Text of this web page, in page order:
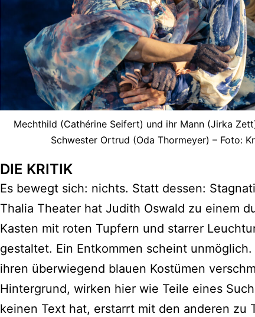
Mechthild (Cathérine Seifert) und ihr Mann (Jirka
Schwester Ortrud (Oda Thormeyer) – Foto:
DIE KRITIK
Es bewegt sich: nichts. Statt dessen:
Thalia Theater hat Judith Oswald zu einem
Kasten mit roten Tupfern und starrer
gestaltet. Ein Entkommen scheint
ihren überwiegend blauen Kostümen
Hintergrund, wirken hier wie Teile eines
keinen Text hat, erstarrt mit den anderen zu